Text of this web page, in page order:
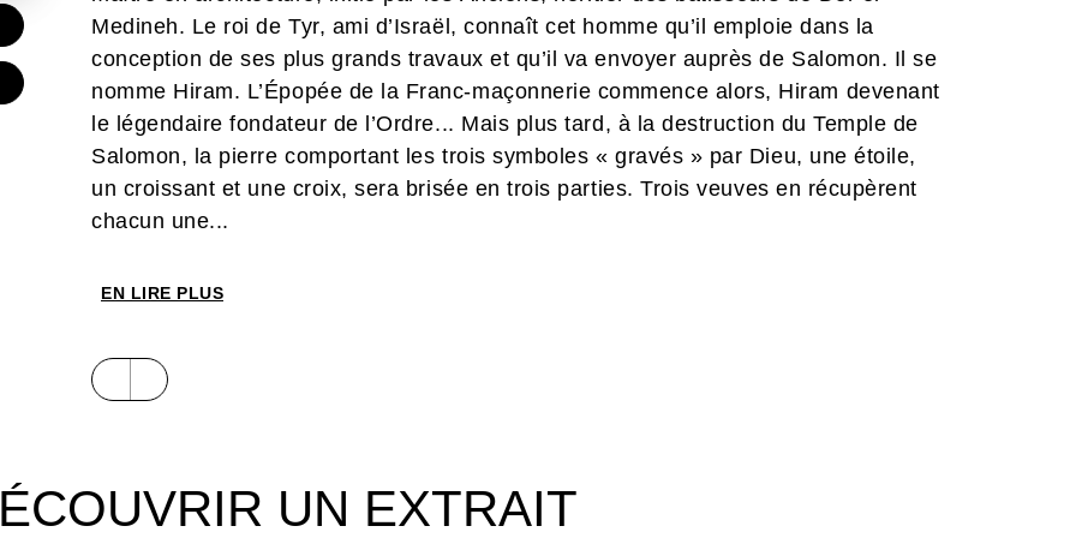
Medineh. Le roi de Tyr, ami d’Israël, connaît cet homme qu’il emploie dans la
conception de ses plus grands travaux et qu’il va envoyer auprès de Salomon. Il se
nomme Hiram. L’Épopée de la Franc-maçonnerie commence alors, Hiram devenant
le légendaire fondateur de l’Ordre... Mais plus tard, à la destruction du Temple de
Salomon, la pierre comportant les trois symboles « gravés » par Dieu, une étoile,
un croissant et une croix, sera brisée en trois parties. Trois veuves en récupèrent
chacun une...
EN LIRE PLUS
UN EXTRAIT